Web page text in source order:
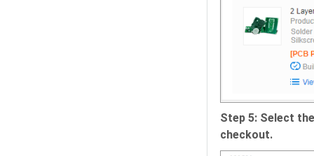
Step 5: Select
checkout.